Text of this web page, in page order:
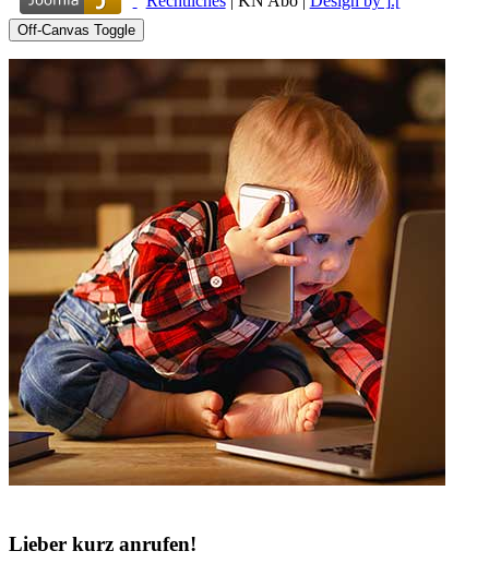
Off-Canvas Toggle
Lieber kurz anrufen!